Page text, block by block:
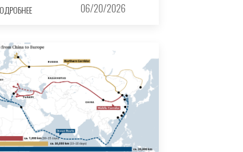
06/20/2026